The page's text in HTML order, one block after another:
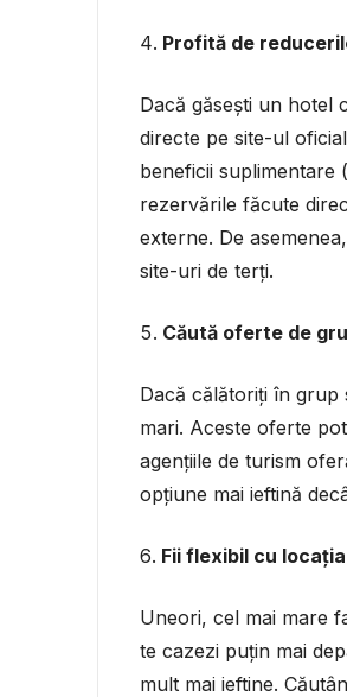
Profită de
Dacă găsești un hotel
directe pe site-ul
beneficii suplimentare
rezervările făcute
externe. De
site-uri de terți.
Căută oferte de
Dacă călătoriți în
mari. Aceste oferte
agențiile de turism
opțiune mai ieftină
Fii flexibil cu locația
Uneori, cel mai mare
te cazezi puțin mai
mult mai ieftine.